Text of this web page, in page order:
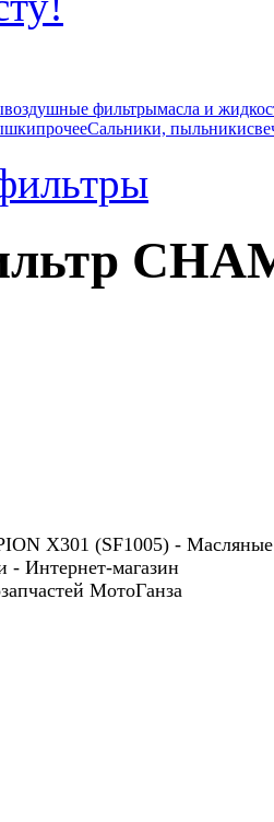
воздушные фильтрымасла и
прочееСальники, пыльники